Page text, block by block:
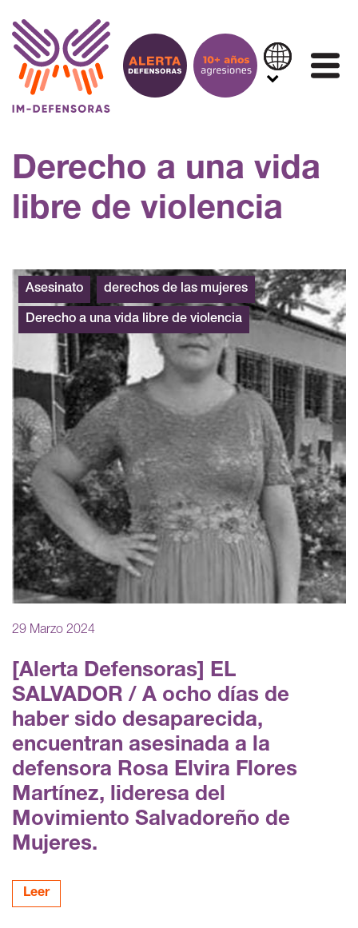
Derecho a una vida
libre de violencia
29 Marzo 2024
[Alerta Defensoras] EL
SALVADOR / A ocho días de
haber sido desaparecida,
encuentran asesinada a la
defensora Rosa Elvira Flores
Martínez, lideresa del
Movimiento Salvadoreño de
Mujeres.
Leer
Asesinato derechos de las mujeres
Derecho a una vida libre de violencia